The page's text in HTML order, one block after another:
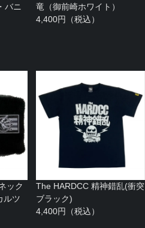
バニ
竜（御前崎ホワイト）
4,400円（税込）
ック
ルツ
The HARDCC 精神錯乱(衝突
ブラック)
4,400円（税込）